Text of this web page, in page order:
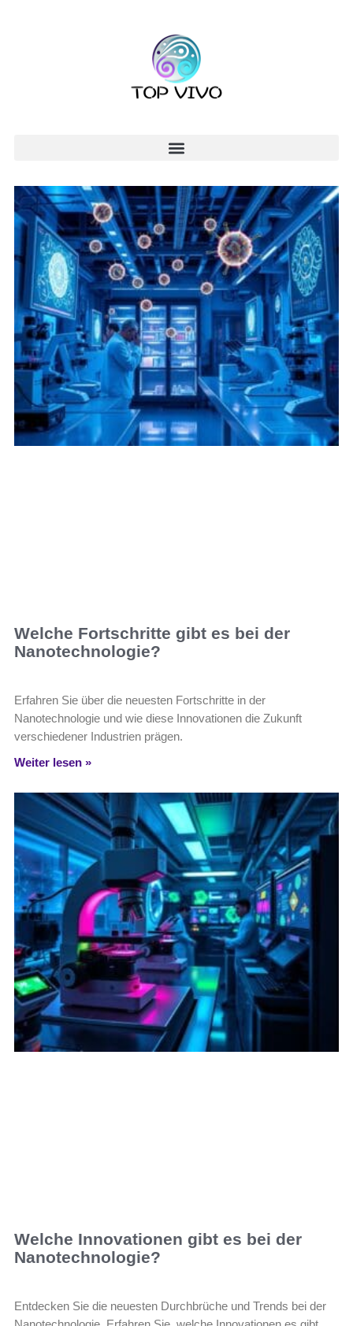
Welche Fortschritte gibt es bei der
Nanotechnologie?
Erfahren Sie über die neuesten Fortschritte in der
Nanotechnologie und wie diese Innovationen die Zukunft
verschiedener Industrien prägen.
Weiter lesen »
Welche Innovationen gibt es bei der
Nanotechnologie?
Entdecken Sie die neuesten Durchbrüche und Trends bei der